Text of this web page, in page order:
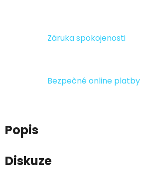
Záruka spokojenosti
Bezpečné online platby
Popis
Diskuze